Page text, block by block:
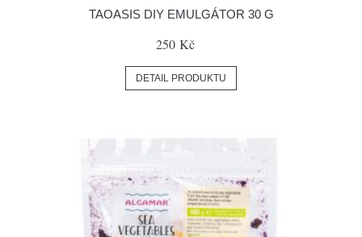
TAOASIS DIY EMULGÁTOR 30 G
250 Kč
DETAIL PRODUKTU